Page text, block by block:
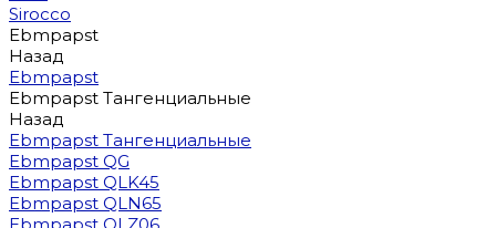
Sirocco
Ebmpapst
Назад
Ebmpapst
Ebmpapst Тангенциальные
Назад
Ebmpapst Тангенциальные
Ebmpapst QG
Ebmpapst QLK45
Ebmpapst QLN65